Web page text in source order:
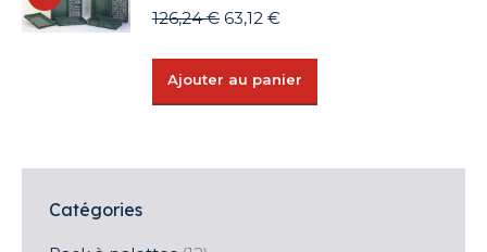
126,24€ Le
était :
63,12 €
actuel
est :
Ajouter au panier
Catégories